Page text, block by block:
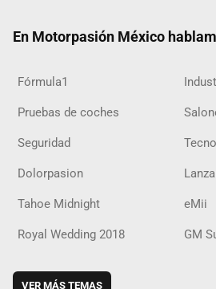
En Motorpasión México
Fórmula1
Pruebas de coches
Seguridad
Dolorpasion
Tahoe Midnight eMii
Royal Wedding 2018 GM
VER MÁS TEMAS